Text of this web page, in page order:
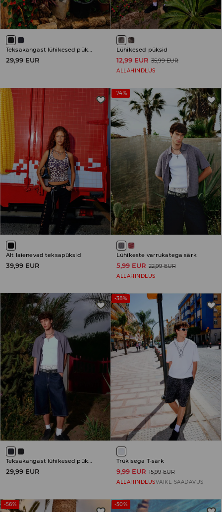
29,99 EUR
Lühikesed püksid
12,99 EUR 35,99 EUR
ALLAHINDLUS
Alt laienevad teksapüksid
39,99 EUR
-74%
Lühikeste varrukatega särk
5,99 EUR 22,99 EUR
ALLAHINDLUS
29,99 EUR
-38%
Trükisega T-särk
9,99 EUR 15,99 EUR
ALLAHINDLUSVÄIKE SAADAVUS
-56% -50%